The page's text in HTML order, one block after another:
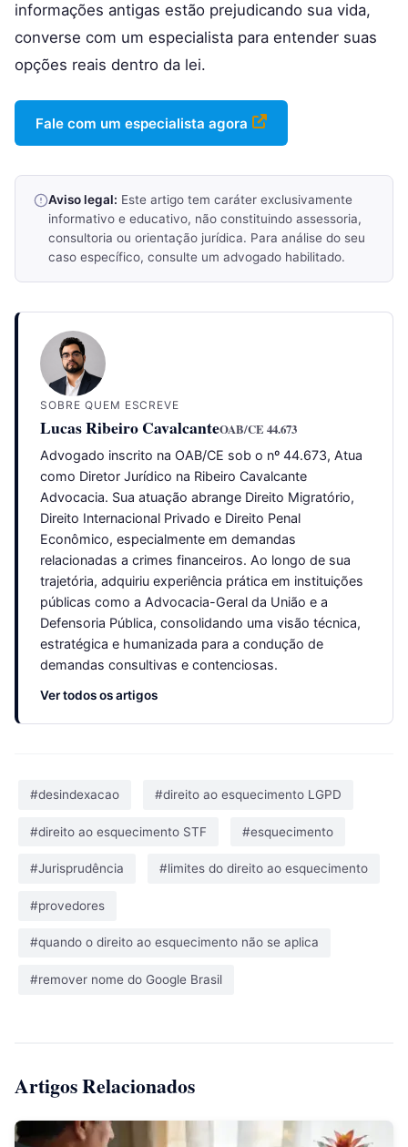
informações antigas estão prejudicando sua vida,
converse com um especialista para entender suas
opções reais dentro da lei.
Fale com um especialista agora
Aviso legal: Este artigo tem caráter exclusivamente
informativo e educativo, não constituindo assessoria,
consultoria ou orientação jurídica. Para análise do seu
caso específico, consulte um advogado habilitado.
SOBRE QUEM ESCREVE
Lucas Ribeiro CavalcanteOAB/CE 44.673
Advogado inscrito na OAB/CE sob o nº 44.673, Atua
como Diretor Jurídico na Ribeiro Cavalcante
Advocacia. Sua atuação abrange Direito Migratório,
Direito Internacional Privado e Direito Penal
Econômico, especialmente em demandas
relacionadas a crimes financeiros. Ao longo de sua
trajetória, adquiriu experiência prática em instituições
públicas como a Advocacia-Geral da União e a
Defensoria Pública, consolidando uma visão técnica,
estratégica e humanizada para a condução de
demandas consultivas e contenciosas.
Ver todos os artigos
#desindexacao #direito ao esquecimento LGPD
#direito ao esquecimento STF #esquecimento
#Jurisprudência #limites do direito ao esquecimento
#provedores
#quando o direito ao esquecimento não se aplica
#remover nome do Google Brasil
Artigos Relacionados